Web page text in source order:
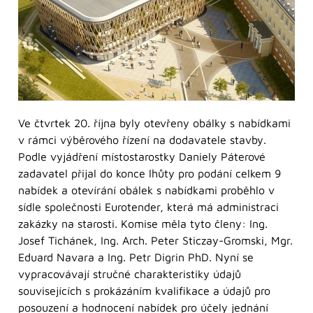
Ve čtvrtek 20. října byly otevřeny obálky s nabídkami
v rámci výběrového řízení na dodavatele stavby.
Podle vyjádření místostarostky Daniely Páterové
zadavatel přijal do konce lhůty pro podání celkem 9
nabídek a otevírání obálek s nabídkami proběhlo v
sídle společnosti Eurotender, která má administraci
zakázky na starosti. Komise měla tyto členy: Ing.
Josef Tichánek, Ing. Arch. Peter Sticzay-Gromski, Mgr.
Eduard Navara a Ing. Petr Digrin PhD. Nyní se
vypracovávají stručné charakteristiky údajů
souvisejících s prokázáním kvalifikace a údajů pro
posouzení a hodnocení nabídek pro účely jednání